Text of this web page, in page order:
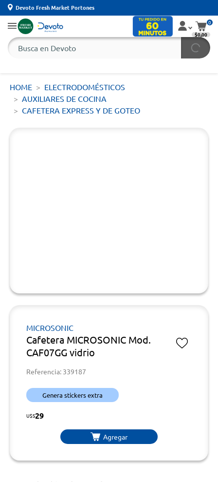
Devoto Fresh Market Portones
0
$0,00
HOME
ELECTRODOMÉSTICOS
AUXILIARES DE COCINA
CAFETERA EXPRESS Y DE GOTEO
MICROSONIC
Cafetera MICROSONIC Mod.
CAF07GG vidrio
Referencia: 339187
Genera stickers extra
U$S29
Agregar